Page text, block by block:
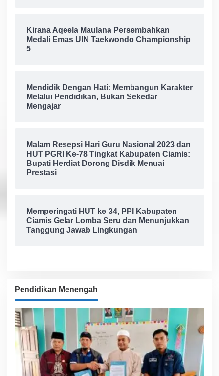
Kirana Aqeela Maulana Persembahkan
Medali Emas UIN Taekwondo Championship
5
Mendidik Dengan Hati: Membangun Karakter
Melalui Pendidikan, Bukan Sekedar
Mengajar
Malam Resepsi Hari Guru Nasional 2023 dan
HUT PGRI Ke-78 Tingkat Kabupaten Ciamis:
Bupati Herdiat Dorong Disdik Menuai
Prestasi
Memperingati HUT ke-34, PPI Kabupaten
Ciamis Gelar Lomba Seru dan Menunjukkan
Tanggung Jawab Lingkungan
Pendidikan Menengah